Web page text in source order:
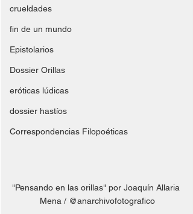
crueldades
fin de un mundo
Epistolarios
Dossier Orillas
eróticas lúdicas
dossier hastíos
Correspondencias Filopoéticas
"Pensando en las orillas" por Joaquín Allaria
Mena / @anarchivofotografico